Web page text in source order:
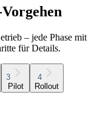
– jede Phase mit
für Details.
3
Pilot
4
Rollout